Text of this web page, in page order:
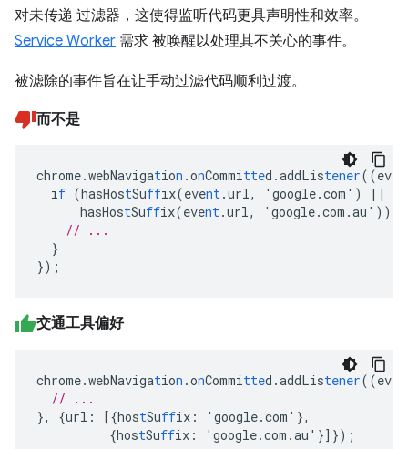
对未传递 过滤器，这使得监听代码更具声明性和效率。
Service Worker 需求 被唤醒以处理其不关心的事件。
被滤除的事件旨在让手动过滤代码顺利过渡。
而不是
chrome.webNavigation .onCommitted.addListener((eve
if (hasHostSuffix(event.url, 'google.com')
||
hasHostSuffix(event.url, 'google.com.au'))
// ...
}
});
交通工具偏好
chrome.webNavigation .onCommitted.addListener((eve
// ...
},
{url : [{hostSuffix : 'google.com' },
{hostSuffix : 'google.com.au' }]});